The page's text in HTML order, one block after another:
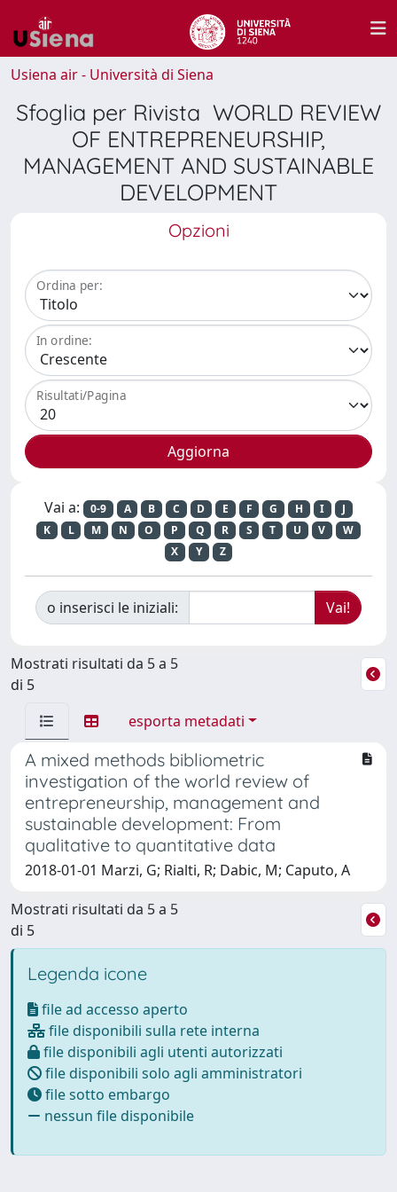
Usiena air - Università di Siena
Sfoglia per Rivista WORLD REVIEW
OF ENTREPRENEURSHIP,
MANAGEMENT AND SUSTAINABLE
DEVELOPMENT
Opzioni
Ordina per:
In ordine:
Risultati/Pagina
Vai a: 0-9 A B C D E F G H I
J
K
L M N O P Q R S T U V
W
X
Y Z
o inserisci le iniziali:
Mostrati risultati da 5 a 5
di 5
esporta metadati
A mixed methods bibliometric
investigation of the world review of
entrepreneurship, management and
sustainable development: From
qualitative to quantitative data
2018-01-01 Marzi, G; Rialti, R; Dabic, M; Caputo, A
Mostrati risultati da 5 a 5
di 5
Legenda icone
file ad accesso aperto
file disponibili sulla rete interna
file disponibili agli utenti autorizzati
file disponibili solo agli amministratori
file sotto embargo
nessun file disponibile